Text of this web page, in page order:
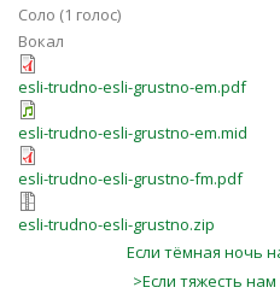
Соло (1 голос)
Вокал
esli-trudno-esli-grustno-em.pdf
esli-trudno-esli-grustno-em.mid
esli-trudno-esli-grustno-fm.pdf
esli-trudno-esli-grustno.zip
Если тёмная ночь
>Если тяжесть